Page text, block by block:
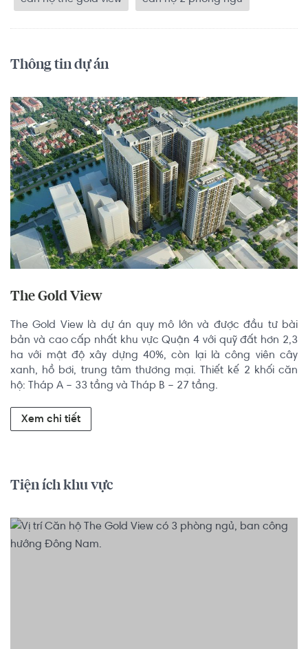
Thông tin dự án
The Gold View
The Gold View là dự án quy mô lớn và được đầu tư bài
bản và cao cấp nhất khu vực Quận 4 với quỹ đất hơn 2,3
ha với mật độ xây dựng 40%, còn lại là công viên cây
xanh, hồ bơi, trung tâm thương mại. Thiết kế 2 khối căn
hộ: Tháp A – 33 tầng và Tháp B – 27 tầng.
Xem chi tiết
Tiện ích khu vực